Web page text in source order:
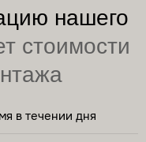
нашего
стоимости
в течении дня